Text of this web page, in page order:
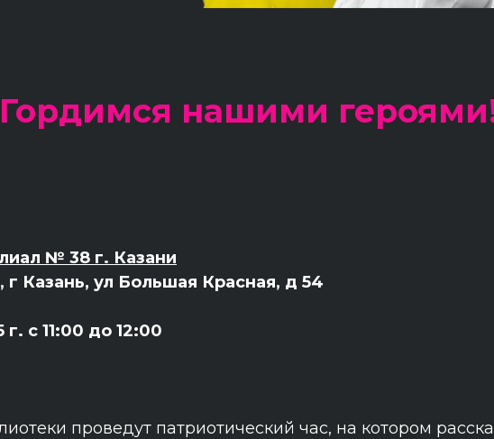
нашими
№ 38 г. Казани
г Казань, ул Большая Красная, д 54
с 11:00 до 12:00
проведут патриотический час, на котором